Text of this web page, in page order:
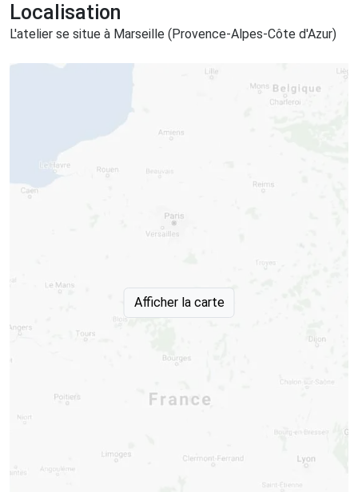
Localisation
L'atelier se situe à Marseille (Provence-Alpes-Côte d'Azur)
Afficher la carte